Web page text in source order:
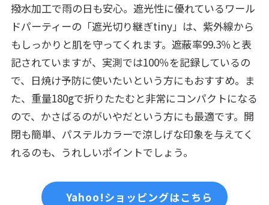
撥水加工で雨の日も安心。遮光性に優れているワール
ドパーティーの「遮光切り継ぎtiny」は、紫外線から
もしっかりと肌を守ってくれます。遮蔽率99.3％と表
記されていますが、実測では100％を記録しているの
で、日焼け予防に使いたいという方にもおすすめ。ま
た、重量180gで折りたたむと非常にコンパクトになる
ので、かさばるのがいやだという方にも最適です。開
閉も簡単、パステルカラーで涼しげな印象を与えてく
れるのも、うれしいポイントでしょう。
Yahoo!ショッピングはこちら